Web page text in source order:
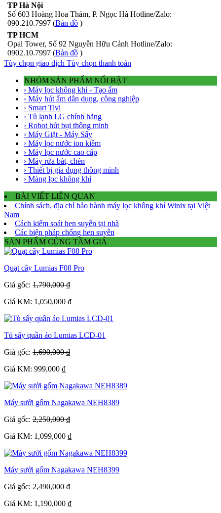
TP Hà Nội
Số 603 Hoàng Hoa Thám, P. Ngọc Hà Hotline/Zalo:
090.210.7997 (Bản đồ )
TP HCM
Opal Tower, Số 92 Nguyễn Hữu Cảnh Hotline/Zalo:
0902.10.7997 (Bản đồ )
Tùy chọn giao dịch Tùy chọn thanh toán
NHÓM SẢN PHẨM NỔI BẬT
› Máy lọc không khí - Tạo ẩm
› Máy hút ẩm dân dụng, công nghiệp
› Smart Tivi
› Tủ lạnh LG chính hãng
› Robot hút bụi thông minh
› Máy Giặt - Máy Sấy
› Máy lọc nước ion kiềm
› Máy lọc nước cao cấp
› Máy rửa bát, chén
› Thiết bị gia dụng thông minh
› Màng lọc không khí
BÀI VIẾT LIÊN QUAN
Chính sách, địa chỉ bảo hành máy lọc không khí Winix tại Việt
Nam
Cách kiểm soát hen suyễn tại nhà
Các biện pháp chống hen suyễn
SẢN PHẨM CÙNG TẦM GIÁ
Quạt cây Lumias F08 Pro
Giá gốc: 1,790,000 ₫
Giá KM: 1,050,000 ₫
Tủ sấy quần áo Lumias LCD-01
Giá gốc: 1,690,000 ₫
Giá KM: 999,000 ₫
Máy sưởi gốm Nagakawa NEH8389
Giá gốc: 2,250,000 ₫
Giá KM: 1,099,000 ₫
Máy sưởi gốm Nagakawa NEH8399
Giá gốc: 2,490,000 ₫
Giá KM: 1,190,000 ₫